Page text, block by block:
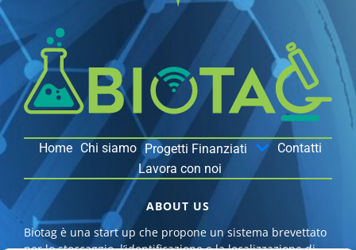
Home Chi siamo Progetti Finanziati
Contatti
Lavora con noi
ABOUT US
Biotag è una start up che propone un sistema brevettato